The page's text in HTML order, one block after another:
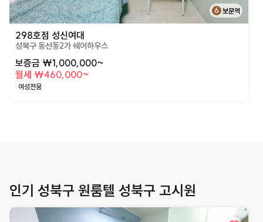
6 보문역
298호점 성신여대
성북구 동선동2가 쉐어하우스
보증금 ₩1,000,000~
월세 ₩460,000~
여성전용
인기 성북구 원룸텔 성북구 고시원
상세페이지로 이동